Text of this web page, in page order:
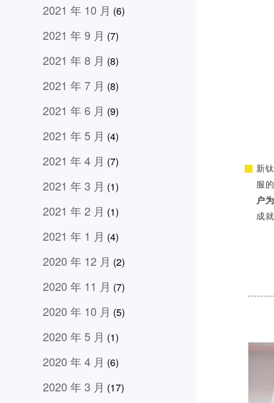
2021 年 10 月 (6)
2021 年 9 月 (7)
2021 年 8 月 (8)
2021 年 7 月 (8)
2021 年 6 月 (9)
2021 年 5 月 (4)
2021 年 4 月 (7)
2021 年 3 月 (1)
2021 年 2 月 (1)
2021 年 1 月 (4)
2020 年 12 月 (2)
2020 年 11 月 (7)
2020 年 10 月 (5)
2020 年 5 月 (1)
2020 年 4 月 (6)
2020 年 3 月 (17)
新
服
户
成